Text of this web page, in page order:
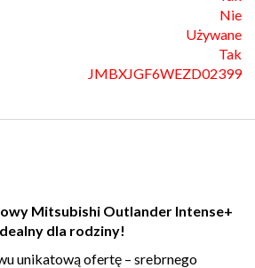
Nie
Używane
Tak
JMBXJGF6WEZD02399
Mitsubishi Outlander Intense+
dla rodziny!
unikatową ofertę – srebrnego